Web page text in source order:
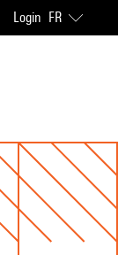
Login FR